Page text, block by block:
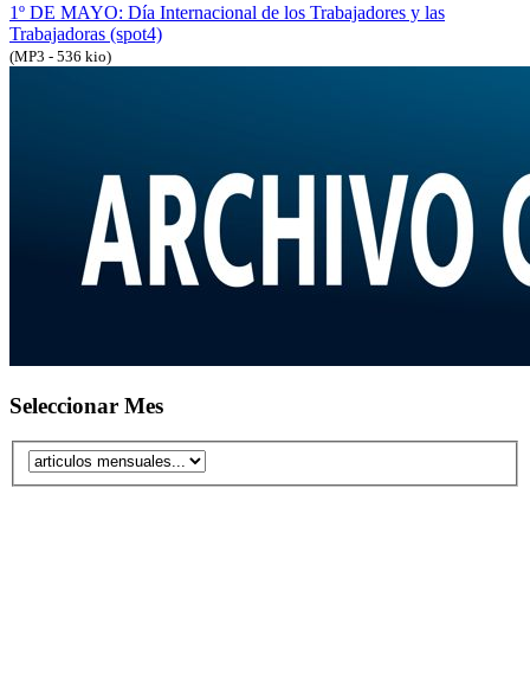
1º DE MAYO: Día Internacional de los Trabajadores y las
Trabajadoras (spot4)
(MP3 - 536 kio)
Seleccionar Mes